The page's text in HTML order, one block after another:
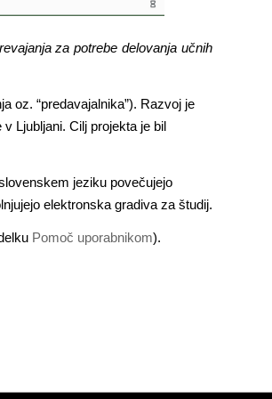
za potrebe delovanja učnih
oz. “predavajalnika”). Razvoj je
Ljubljani. Cilj projekta je bil
jeziku povečujejo
elektronska gradiva za študij.
Pomoč uporabnikom).